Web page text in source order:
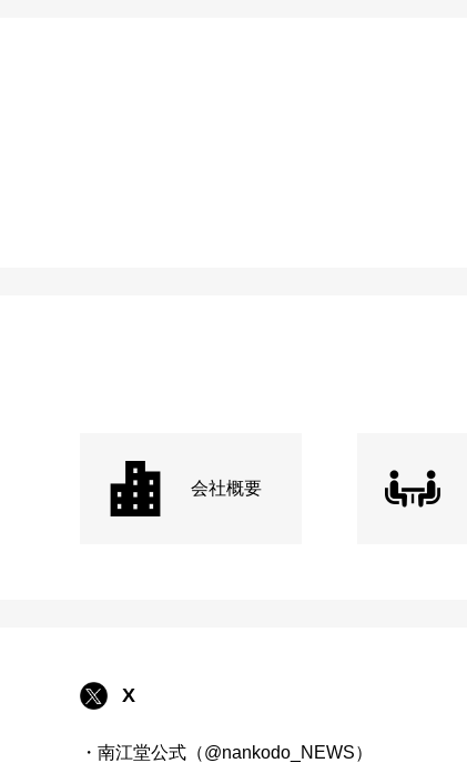
会社概要
X
・南江堂公式（@nankodo_NEWS）